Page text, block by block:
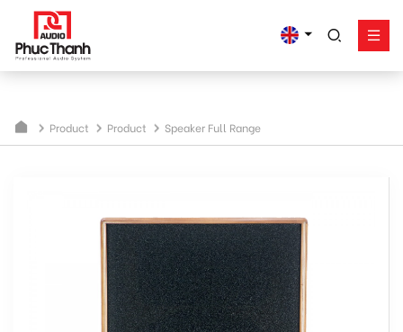
google-site-
verification=yz2nPeAgpmlr59pferIuX8UyGk4jogeTFsPvrVpGyHo
Phuc Thanh About
Contact
Product Product Speaker Full Range